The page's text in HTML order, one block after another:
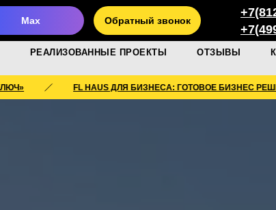
Обратный звонок
Max
РЕАЛИЗОВАННЫЕ ПРОЕКТЫ ОТЗЫВЫ
FL HAUS ДЛЯ БИЗНЕСА: ГОТОВОЕ БИЗНЕС РЕШЕНИЕ «ПОД